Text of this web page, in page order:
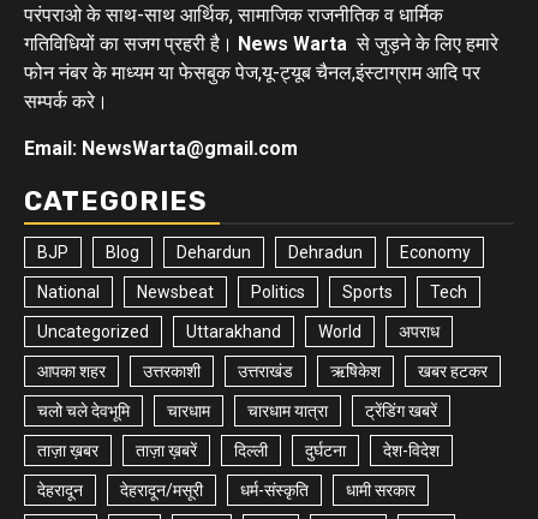
परंपराओ के साथ-साथ आर्थिक, सामाजिक राजनीतिक व धार्मिक
गतिविधियों का सजग प्रहरी है। News Warta से जुड़ने के लिए हमारे
फोन नंबर के माध्यम या फेसबुक पेज,यू-ट्यूब चैनल,इंस्टाग्राम आदि पर
सम्पर्क करे।
Email: NewsWarta@gmail.com
CATEGORIES
BJP Blog Dehardun Dehradun Economy
National Newsbeat Politics Sports Tech
Uncategorized Uttarakhand World अपराध
आपका शहर उत्तरकाशी उत्तराखंड ऋषिकेश खबर हटकर
चलो चले देवभूमि चारधाम चारधाम यात्रा ट्रेंडिंग खबरें
ताज़ा ख़बर ताज़ा ख़बरें दिल्ली दुर्घटना देश-विदेश
देहरादून देहरादून/मसूरी धर्म-संस्कृति धामी सरकार